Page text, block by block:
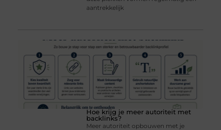
aantrekkelijk
Hoe krijg je meer autoriteit met
backlinks?
Meer autoriteit opbouwen met je